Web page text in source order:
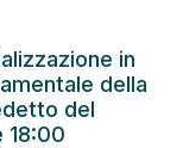
in
della
del
18:00